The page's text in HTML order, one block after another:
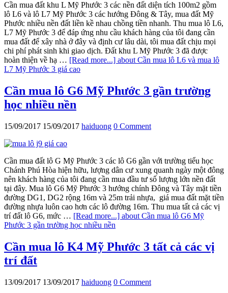
Cần mua đất khu L Mỹ Phước 3 các nền đất diện tích 100m2 gồm
lô L6 và lô L7 Mỹ Phước 3 các hướng Đông & Tây, mua đất Mỹ
Phước nhiều nền đất liền kề nhau chồng tiền nhanh. Thu mua lô L6,
L7 Mỹ Phước 3 để đáp ứng nhu cầu khách hàng của tôi đang cần
mua đất để xây nhà ở đây và định cư lâu dài, tôi mua đất chịu mọi
chi phí phát sinh khi giao dịch. Đất khu L Mỹ Phước 3 đã được
hoàn thiện về hạ … [Read more...] about Cần mua lô L6 và mua lô
L7 Mỹ Phước 3 giá cao
Cần mua lô G6 Mỹ Phước 3 gần trường
học nhiều nền
15/09/2017 15/09/2017 haiduong 0 Comment
Cần mua đất lô G Mỹ Phước 3 các lô G6 gần với trường tiểu học
Chánh Phú Hòa hiện hữu, lượng dân cư xung quanh ngày một đông
nên khách hàng của tôi đang cần mua đầu tư số lượng lớn nền đất
tại đây. Mua lô G6 Mỹ Phước 3 hướng chính Đông và Tây mặt tiền
đường DG1, DG2 rộng 16m và 25m trải nhựa, giá mua đất mặt tiền
đường nhựa luôn cao hơn các lô đường 16m. Thu mua tất cả các vị
trí đất lô G6, mức … [Read more...] about Cần mua lô G6 Mỹ
Phước 3 gần trường học nhiều nền
Cần mua lô K4 Mỹ Phước 3 tất cả các vị
trí đất
13/09/2017 13/09/2017 haiduong 0 Comment